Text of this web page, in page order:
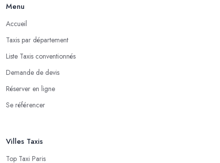
Menu
Accueil
Taxis par département
Liste Taxis conventionnés
Demande de devis
Réserver en ligne
Se référencer
Villes Taxis
Top Taxi Paris